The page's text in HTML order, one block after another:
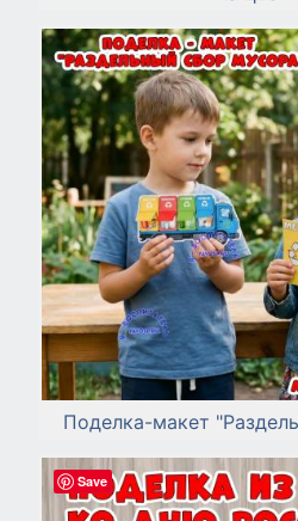
Поделка-макет
Save